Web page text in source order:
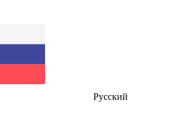
Русский